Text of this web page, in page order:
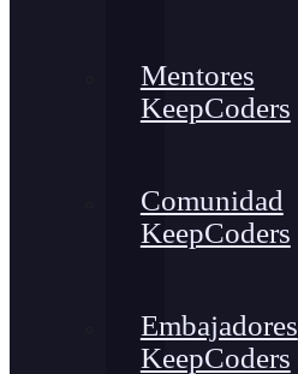
Mentores
KeepCoders
Comunidad
KeepCoders
Embajadores
KeepCoders